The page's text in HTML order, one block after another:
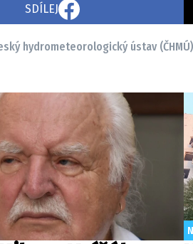
SDÍLEJ
hydrometeorologický ústav (ČHMÚ)